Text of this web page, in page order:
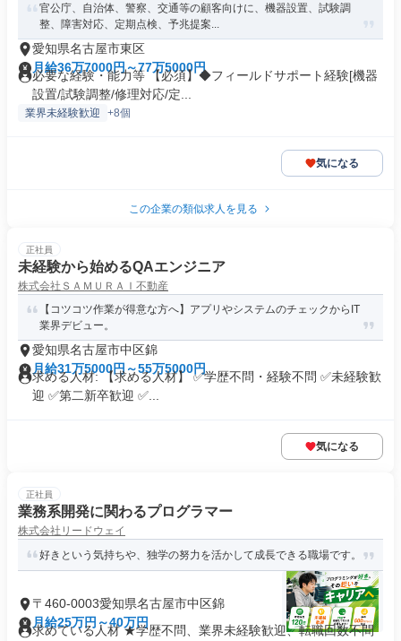
官公庁、自治体、警察、交通等の顧客向けに、機器設置、試験調
整、障害対応、定期点検、予兆提案...
愛知県名古屋市東区
月給36万7000円～77万5000円
必要な経験・能力等 【必須】◆フィールドサポート経験[機器
設置/試験調整/修理対応/定...
業界未経験歓迎 +8個
気になる
この企業の類似求人を見る
正社員
未経験から始めるQAエンジニア
株式会社ＳＡＭＵＲＡＩ不動産
【コツコツ作業が得意な方へ】アプリやシステムのチェックからIT
業界デビュー。
愛知県名古屋市中区錦
月給31万5000円～55万5000円
求める人材: 【求める人材】 ✅学歴不問・経験不問 ✅未経験歓
迎 ✅第二新卒歓迎 ✅...
気になる
正社員
業務系開発に関わるプログラマー
株式会社リードウェイ
好きという気持ちや、独学の努力を活かして成長できる職場です。
〒460-0003愛知県名古屋市中区錦
月給25万円～40万円
求めている人材 ★学歴不問、業界未経験歓迎、転職回数不問